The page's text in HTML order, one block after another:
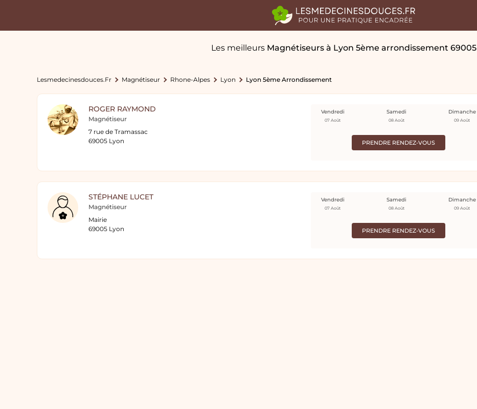
Les meilleurs Magnétiseurs à Lyon 5ème arrondissement 69005
Lesmedecinesdouces.fr Magnétiseur Rhone-Alpes Lyon Lyon 5ème Arrondissement
ROGER RAYMOND
Magnétiseur
7 rue de Tramassac
69005 Lyon
PRENDRE RENDEZ-VOUS
Vendredi
07 Août
Samedi
08 Août
Dimanche
09 Août
STÉPHANE LUCET
Magnétiseur
Mairie
69005 Lyon
PRENDRE RENDEZ-VOUS
Vendredi
07 Août
Samedi
08 Août
Dimanche
09 Août